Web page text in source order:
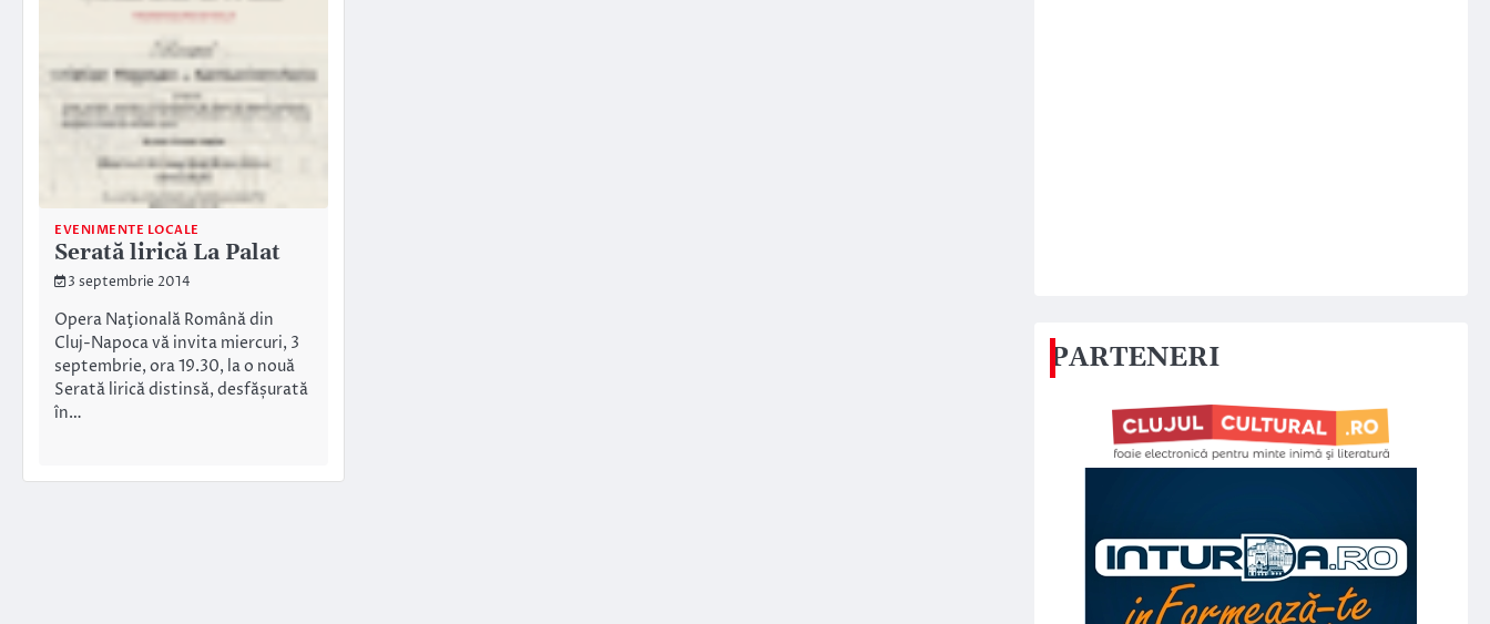
EVENIMENTE LOCALE
Serată lirică La Palat
3 septembrie 2014
Opera Naţională Română din
Cluj-Napoca vă invita miercuri, 3
septembrie, ora 19.30, la o nouă
Serată lirică distinsă, desfășurată
în…
PARTENERI